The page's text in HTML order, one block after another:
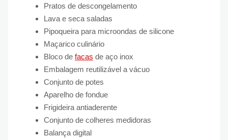
Pratos de descongelamento
Lava e seca saladas
Pipoqueira para microondas de silicone
Maçarico culinário
Bloco de facas de aço inox
Embalagem reutilizável a vácuo
Conjunto de potes
Aparelho de fondue
Frigideira antiaderente
Conjunto de colheres medidoras
Balança digital